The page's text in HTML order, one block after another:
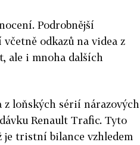
Podrobnější
odkazů na videa z
ale i mnoha dalších
z loňských sérií nárazových
Renault Trafic. Tyto
je tristní bilance vzhledem